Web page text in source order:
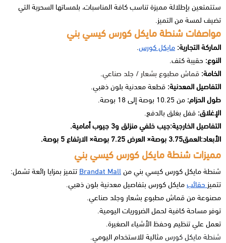
ستتمتعين بإطلالة مميزة تناسب كافة المناسبات، بلمساتها السحرية التي
تضيف لمسة من التميز.
مواصفات شنطة مايكل كورس كيسي بني
الماركة التجارية: مايكل كورس.
النوع: حقيبة كتف.
الخامة: قماش مطبوع بشعار / جلد صناعي.
التفاصيل المعدنية: قطعة معدنية بلون ذهبي.
طول الحزام: من 10.25 بوصة إلى 18 بوصة.
الإغلاق: قفل بغلق بالدفع.
التفاصيل الخارجية:جيب خلفي منزلق و3 جيوب أمامية.
الأبعاد:العمق3.75 بوصة× العرض 7.25 بوصة× الارتفاع 5 بوصة.
مميزات شنطة مايكل كورس كيسي بني
شنطة مايكل كورس كيسي بني منBrandat Mall تتميز بمزايا رائعة تشمل:
تتميز حقائبمايكل كورس بتفاصيل معدنية بلون ذهبي.
مصنوعة من قماش مطبوع بشعار وجلد صناعي.
توفر مساحة كافية لحمل الضروريات اليومية.
تعمل علي تنظيم وحفظ الأشياء الصغيرة.
شنطة مايكل كورسمثالية للاستخدام اليومي.